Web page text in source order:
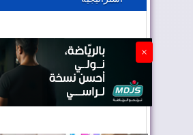
الجزائر تستسلم لفرنسا
×